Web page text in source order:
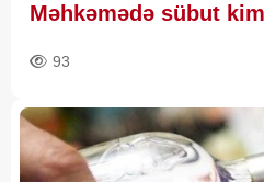
Məhkəmədə sübut
93